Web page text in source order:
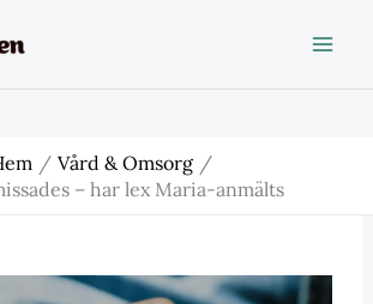
Vård & Omsorg
– har lex Maria-anmälts